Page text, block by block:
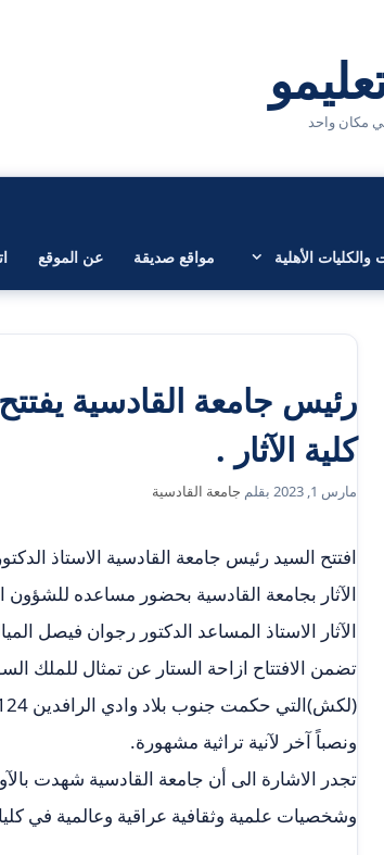
والكليات الأهلية مواقع صديقة عن الموقع
رئيس جامعة القادسية
كلية الآثار .
مارس 1, 2023 بقلم جامعة القادسية
افتتح السيد رئيس جامعة القادسية الاستاذ
الآثار بجامعة القادسية بحضور مساعده للشؤون
الآثار الاستاذ المساعد الدكتور رجوان فيصل
تضمن الافتتاح ازاحة الستار عن تمثال للملك
(لكش)التي حكمت جنوب بلاد وادي الرافدين 2124-2144 ق.م.
ونصباً آخر لآنية تراثية مشهورة.
وشخصيات علمية وثقافية عراقية وعالمية في